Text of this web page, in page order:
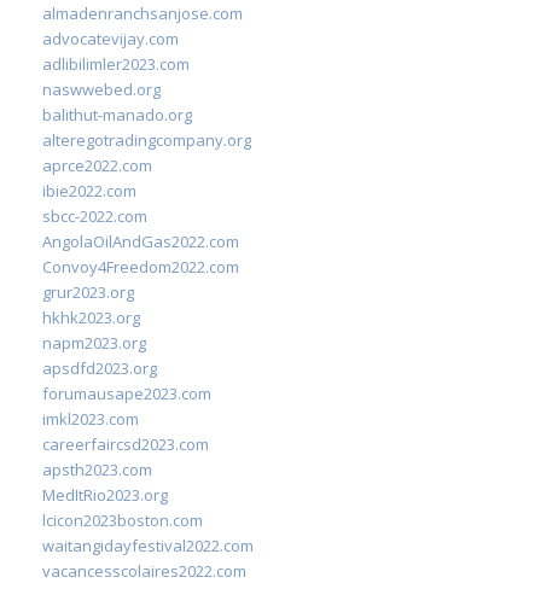
almadenranchsanjose.com
advocatevijay.com
adlibilimler2023.com
naswwebed.org
balithut-manado.org
alteregotradingcompany.org
aprce2022.com
ibie2022.com
sbcc-2022.com
AngolaOilAndGas2022.com
Convoy4Freedom2022.com
grur2023.org
hkhk2023.org
napm2023.org
apsdfd2023.org
forumausape2023.com
imkl2023.com
careerfaircsd2023.com
apsth2023.com
MedItRio2023.org
lcicon2023boston.com
waitangidayfestival2022.com
vacancesscolaires2022.com